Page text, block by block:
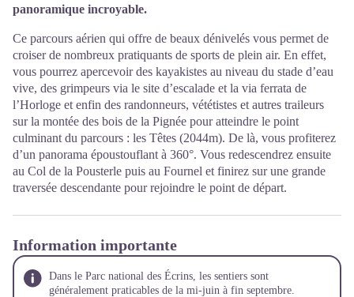
panoramique incroyable.
Ce parcours aérien qui offre de beaux dénivelés vous permet de
croiser de nombreux pratiquants de sports de plein air. En effet,
vous pourrez apercevoir des kayakistes au niveau du stade d’eau
vive, des grimpeurs via le site d’escalade et la via ferrata de
l’Horloge et enfin des randonneurs, vététistes et autres traileurs
sur la montée des bois de la Pignée pour atteindre le point
culminant du parcours : les Têtes (2044m). De là, vous profiterez
d’un panorama époustouflant à 360°. Vous redescendrez ensuite
au Col de la Pousterle puis au Fournel et finirez sur une grande
traversée descendante pour rejoindre le point de départ.
Information importante
Dans le Parc national des Écrins, les sentiers sont
généralement praticables de la mi-juin à fin septembre.